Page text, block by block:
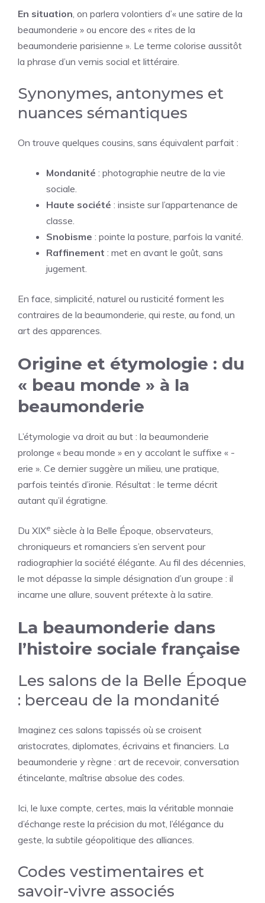
En situation, on parlera volontiers d’« une satire de la
beaumonderie » ou encore des « rites de la
beaumonderie parisienne ». Le terme colorise aussitôt
la phrase d’un vernis social et littéraire.
Synonymes, antonymes et
nuances sémantiques
On trouve quelques cousins, sans équivalent parfait :
Mondanité : photographie neutre de la vie
sociale.
Haute société : insiste sur l’appartenance de
classe.
Snobisme : pointe la posture, parfois la vanité.
Raffinement : met en avant le goût, sans
jugement.
En face, simplicité, naturel ou rusticité forment les
contraires de la beaumonderie, qui reste, au fond, un
art des apparences.
Origine et étymologie : du
« beau monde » à la
beaumonderie
L’étymologie va droit au but : la beaumonderie
prolonge « beau monde » en y accolant le suffixe « -
erie ». Ce dernier suggère un milieu, une pratique,
parfois teintés d’ironie. Résultat : le terme décrit
autant qu’il égratigne.
Du XIXe siècle à la Belle Époque, observateurs,
chroniqueurs et romanciers s’en servent pour
radiographier la société élégante. Au fil des décennies,
le mot dépasse la simple désignation d’un groupe : il
incarne une allure, souvent prétexte à la satire.
La beaumonderie dans
l’histoire sociale française
Les salons de la Belle Époque
: berceau de la mondanité
Imaginez ces salons tapissés où se croisent
aristocrates, diplomates, écrivains et financiers. La
beaumonderie y règne : art de recevoir, conversation
étincelante, maîtrise absolue des codes.
Ici, le luxe compte, certes, mais la véritable monnaie
d’échange reste la précision du mot, l’élégance du
geste, la subtile géopolitique des alliances.
Codes vestimentaires et
savoir-vivre associés